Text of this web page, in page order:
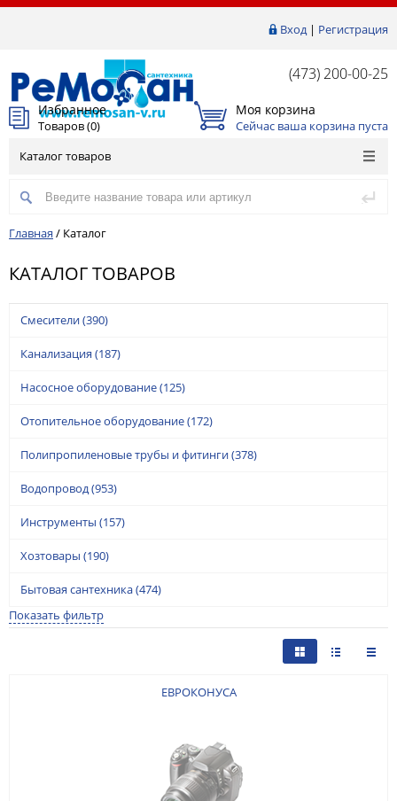
Вход| Регистрация
(473) 200-00-25
Избранное
Товаров (0)
Моя корзина
Сейчас ваша корзина пуста
Каталог товаров
Главная / Каталог
КАТАЛОГ ТОВАРОВ
Смесители(390)
Канализация (187)
Насосное оборудование(125)
Отопительное оборудование(172)
Полипропиленовые трубы и фитинги(378)
Водопровод(953)
Инструменты (157)
Хозтовары (190)
Бытовая сантехника(474)
Показать фильтр
ЕВРОКОНУСА